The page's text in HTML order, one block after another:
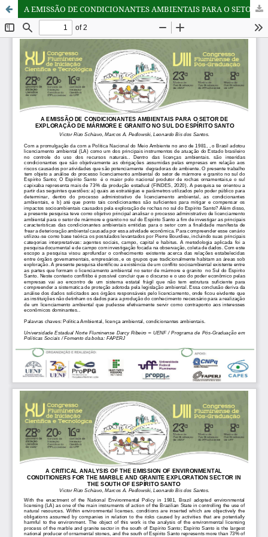
A EMISSÃO DE CONDICIONANTES AMBIENTAIS PARA O SETOR DE EXPLORAÇÃO DE MÁRMORE E GRANITO NO SUL DO ESPÍRITO SANTO